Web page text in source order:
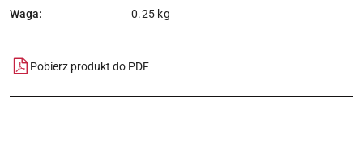
Waga: 0.25 kg
Pobierz produkt do PDF